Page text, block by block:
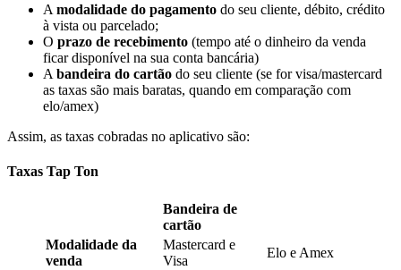
A modalidade do pagamento do seu cliente, débito, crédito
à vista ou parcelado;
O prazo de recebimento (tempo até o dinheiro da venda
ficar disponível na sua conta bancária)
A bandeira do cartão do seu cliente (se for visa/mastercard
as taxas são mais baratas, quando em comparação com
elo/amex)
Assim, as taxas cobradas no aplicativo são:
Taxas Tap Ton
Bandeira de
cartão
Modalidade da
venda
Mastercard e
Visa
Elo e Amex